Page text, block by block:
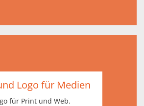
Logo für Medien
für Print und Web.